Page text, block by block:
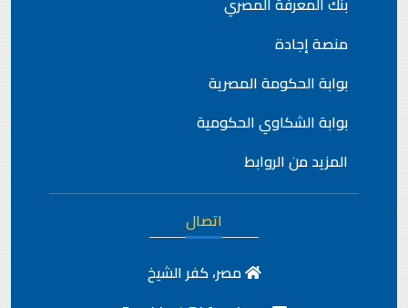
منصة إجادة
بوابة الحكومة المصرية
بوابة الشكاوي الحكومية
المزيد من الروابط
اتصال
مصر، كفر الشيخ